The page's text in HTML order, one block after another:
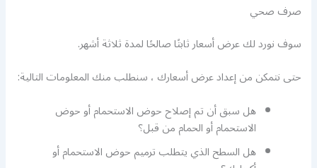
صرف صحي
سوف نورد لك عرض أسعار ثابتًا صالحًا لمدة ثلاثة أشهر.
حتى نتمكن من إعداد عرض أسعارك ، سنطلب منك المعلومات التالية:
هل سبق أن تم إصلاح حوض الاستحمام أو حوض
الاستحمام أو الحمام من قبل؟
هل السطح الذي يتطلب ترميم حوض الاستحمام أو